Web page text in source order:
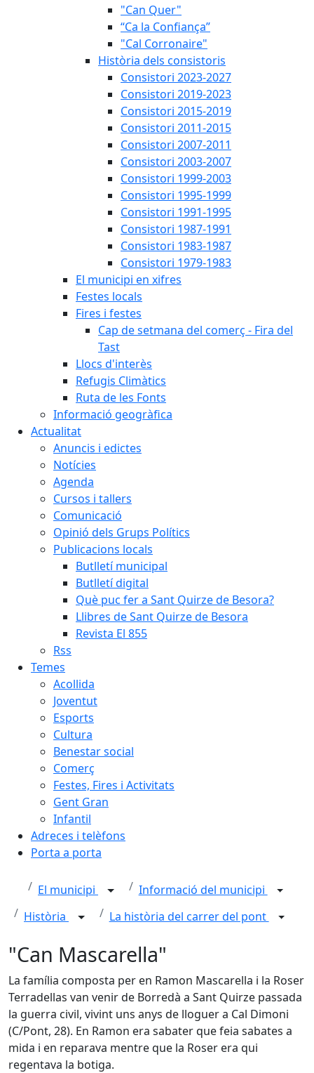
"Can Quer"
“Ca la Confiança”
"Cal Corronaire"
Història dels consistoris
Consistori 2023-2027
Consistori 2019-2023
Consistori 2015-2019
Consistori 2011-2015
Consistori 2007-2011
Consistori 2003-2007
Consistori 1999-2003
Consistori 1995-1999
Consistori 1991-1995
Consistori 1987-1991
Consistori 1983-1987
Consistori 1979-1983
El municipi en xifres
Festes locals
Fires i festes
Cap de setmana del comerç - Fira del
Tast
Llocs d'interès
Refugis Climàtics
Ruta de les Fonts
Informació geogràfica
Actualitat
Anuncis i edictes
Notícies
Agenda
Cursos i tallers
Comunicació
Opinió dels Grups Polítics
Publicacions locals
Butlletí municipal
Butlletí digital
Què puc fer a Sant Quirze de Besora?
Llibres de Sant Quirze de Besora
Revista El 855
Rss
Temes
Acollida
Joventut
Esports
Cultura
Benestar social
Comerç
Festes, Fires i Activitats
Gent Gran
Infantil
Adreces i telèfons
Porta a porta
El municipi
Informació del municipi
Història
La història del carrer del pont
"Can Mascarella"
La família composta per en Ramon Mascarella i la Roser
Terradellas van venir de Borredà a Sant Quirze passada
la guerra civil, vivint uns anys de lloguer a Cal Dimoni
(C/Pont, 28). En Ramon era sabater que feia sabates a
mida i en reparava mentre que la Roser era qui
regentava la botiga.